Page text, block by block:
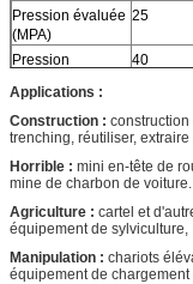
Pression évaluée
(MPA)
25
Pression
40
Vitesse nominale
(r/min)
Gamme de
vitesse (r/min)
0-160
Applications :
Construction : construction
trenching, réutiliser,
Horrible : mini en-tête de
mine de charbon de voiture.
Agriculture : cartel et
équipement de sylviculture,
Manipulation : chariots
équipement de chargement